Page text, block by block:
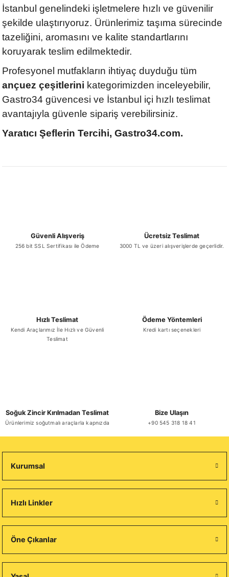
İstanbul genelindeki işletmelere hızlı ve güvenilir
şekilde ulaştırıyoruz. Ürünlerimiz taşıma sürecinde
tazeliğini, aromasını ve kalite standartlarını
koruyarak teslim edilmektedir.
Profesyonel mutfakların ihtiyaç duyduğu tüm
ançuez çeşitlerini kategorimizden inceleyebilir,
Gastro34 güvencesi ve İstanbul içi hızlı teslimat
avantajıyla güvenle sipariş verebilirsiniz.
Yaratıcı Şeflerin Tercihi, Gastro34.com.
Güvenli Alışveriş
256 bit SSL Sertifikası ile Ödeme
Ücretsiz Teslimat
3000 TL ve üzeri alışverişlerde geçerlidir.
Hızlı Teslimat
Kendi Araçlarımız İle Hızlı ve Güvenli
Teslimat
Ödeme Yöntemleri
Kredi kartı seçenekleri
Soğuk Zincir Kırılmadan Teslimat
Ürünlerimiz soğutmalı araçlarla kapnızda
Bize Ulaşın
+90 545 318 18 41
Kurumsal
Hızlı Linkler
Öne Çıkanlar